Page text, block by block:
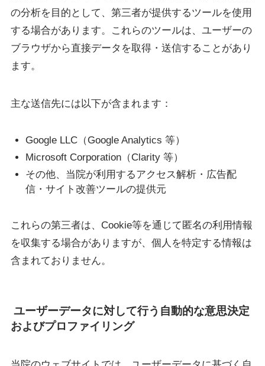
の分析を目的として、第三者が提供するツールを使用
する場合があります。これらのツールは、ユーザーの
ブラウザから直接データを取得・送信することがあり
ます。
主な送信先には以下が含まれます：
Google LLC（Google Analytics 等）
Microsoft Corporation（Clarity 等）
その他、当院が利用するアクセス解析・広告配
信・サイト改善ツールの提供元
これらの第三者は、Cookie等を通じて匿名の利用情報
を収集する場合がありますが、個人を特定する情報は
含まれておりません。
ユーザーデータに対して行う自動的な意思決定
およびプロファイリング